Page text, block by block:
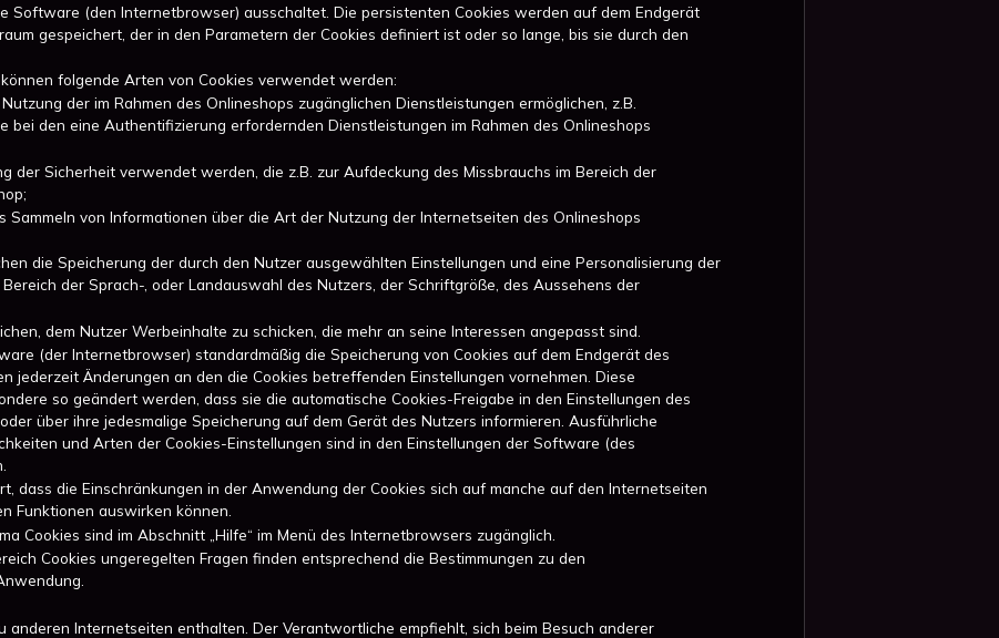
Software (den Internetbrowser) ausschaltet. Die persistenten Cookies werden auf dem Endgerät
gespeichert, der in den Parametern der Cookies definiert ist oder so lange, bis sie durch den
folgende Arten von Cookies verwendet werden:
der im Rahmen des Onlineshops zugänglichen Dienstleistungen ermöglichen, z.B.
bei den eine Authentifizierung erfordernden Dienstleistungen im Rahmen des Onlineshops
der Sicherheit verwendet werden, die z.B. zur Aufdeckung des Missbrauchs im Bereich der
Sammeln von Informationen über die Art der Nutzung der Internetseiten des Onlineshops
die Speicherung der durch den Nutzer ausgewählten Einstellungen und eine Personalisierung der
der Sprach-, oder Landauswahl des Nutzers, der Schriftgröße, des Aussehens der
dem Nutzer Werbeinhalte zu schicken, die mehr an seine Interessen angepasst sind.
(der Internetbrowser) standardmäßig die Speicherung von Cookies auf dem Endgerät des
jederzeit Änderungen an den die Cookies betreffenden Einstellungen vornehmen. Diese
so geändert werden, dass sie die automatische Cookies-Freigabe in den Einstellungen des
über ihre jedesmalige Speicherung auf dem Gerät des Nutzers informieren. Ausführliche
und Arten der Cookies-Einstellungen sind in den Einstellungen der Software (des
dass die Einschränkungen in der Anwendung der Cookies sich auf manche auf den Internetseiten
Funktionen auswirken können.
Cookies sind im Abschnitt „Hilfe“ im Menü des Internetbrowsers zugänglich.
Cookies ungeregelten Fragen finden entsprechend die Bestimmungen zu den
anderen Internetseiten enthalten. Der Verantwortliche empfiehlt, sich beim Besuch anderer